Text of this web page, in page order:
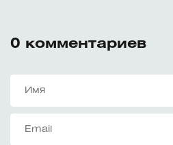
0 комментариев